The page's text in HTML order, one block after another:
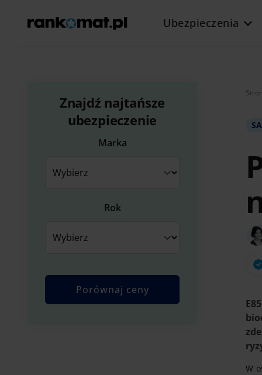
Ubezpieczenia
Znajdź najtańsze
ubezpieczenie
Marka
Rok
W